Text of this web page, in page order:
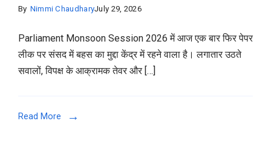
By Nimmi ChaudharyJuly 29, 2026
Parliament Monsoon Session 2026 में आज एक बार फिर पेपर
लीक पर संसद में बहस का मुद्दा केंद्र में रहने वाला है। लगातार उठते
सवालों, विपक्ष के आक्रामक तेवर और […]
Read More